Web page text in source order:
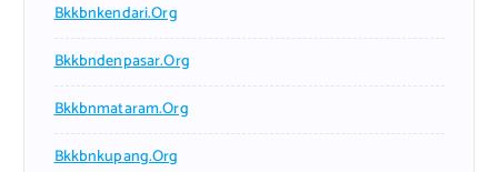
Bkkbnkendari.org
Bkkbndenpasar.org
Bkkbnmataram.org
Bkkbnkupang.org